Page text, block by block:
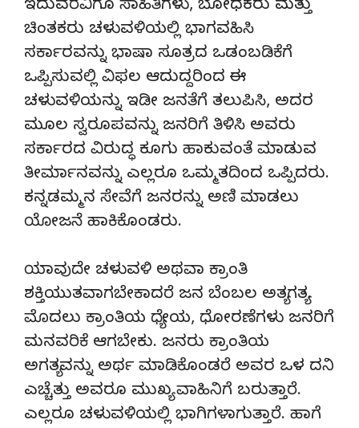
ಇದುವರೆವಿಗೂ ಸಾಹಿತಿಗಳು, ಬೋಧಕರು ಮತ್ತು
ಚಿಂತಕರು ಚಳುವಳಿಯಲ್ಲಿ ಭಾಗವಹಿಸಿ
ಸರ್ಕಾರವನ್ನು ಭಾಷಾ ಸೂತ್ರದ ಒಡಂಬಡಿಕೆಗೆ
ಒಪ್ಪಿಸುವಲ್ಲಿ ವಿಫಲ ಆದುದ್ದರಿಂದ ಈ
ಚಳುವಳಿಯನ್ನು ಇಡೀ ಜನತೆಗೆ ತಲುಪಿಸಿ, ಅದರ
ಮೂಲ ಸ್ವರೂಪವನ್ನು ಜನರಿಗೆ ತಿಳಿಸಿ ಅವರು
ಸರ್ಕಾರದ ವಿರುದ್ಧ ಕೂಗು ಹಾಕುವಂತೆ ಮಾಡುವ
ತೀರ್ಮಾನವನ್ನು ಎಲ್ಲರೂ ಒಮ್ಮತದಿಂದ ಒಪ್ಪಿದರು.
ಕನ್ನಡಮ್ಮನ ಸೇವೆಗೆ ಜನರನ್ನು ಅಣಿ ಮಾಡಲು
ಯೋಜನೆ ಹಾಕಿಕೊಂಡರು.
ಯಾವುದೇ ಚಳುವಳಿ ಅಥವಾ ಕ್ರಾಂತಿ
ಶಕ್ತಿಯುತವಾಗಬೇಕಾದರೆ ಜನ ಬೆಂಬಲ ಅತ್ಯಗತ್ಯ.
ಮೊದಲು ಕ್ರಾಂತಿಯ ಧ್ಯೇಯ, ಧೋರಣೆಗಳು ಜನರಿಗೆ
ಮನವರಿಕೆ ಆಗಬೇಕು. ಜನರು ಕ್ರಾಂತಿಯ
ಅಗತ್ಯವನ್ನು ಅರ್ಥ ಮಾಡಿಕೊಂಡರೆ ಅವರ ಒಳ ದನಿ
ಎಚ್ಚೆತ್ತು ಅವರೂ ಮುಖ್ಯ ವಾಹಿನಿಗೆ ಬರುತ್ತಾರೆ.
ಎಲ್ಲರೂ ಚಳುವಳಿಯಲ್ಲಿ ಭಾಗಿಗಳಾಗುತ್ತಾರೆ. ಹಾಗೆ